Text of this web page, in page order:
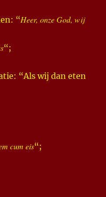
“Heer, onze God, wij
“;
“Als wij dan eten
cum eis“;